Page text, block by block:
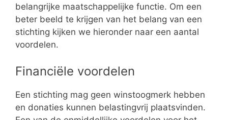
belangrijke maatschappelijke functie. Om een
beter beeld te krijgen van het belang van een
stichting kijken we hieronder naar een aantal
voordelen.
Financiële voordelen
Een stichting mag geen winstoogmerk hebben
en donaties kunnen belastingvrij plaatsvinden.